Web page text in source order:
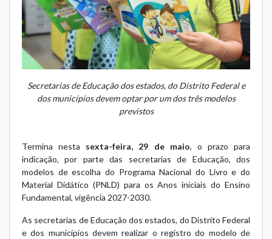
Secretarias de Educação dos estados, do Distrito Federal e
dos municípios devem optar por um dos três modelos
previstos
Termina nesta sexta-feira, 29 de maio, o prazo para
indicação, por parte das secretarias de Educação, dos
modelos de escolha do Programa Nacional do Livro e do
Material Didático (PNLD) para os Anos iniciais do Ensino
Fundamental, vigência 2027-2030.
As secretarias de Educação dos estados, do Distrito Federal
e dos municípios devem realizar o registro do modelo de